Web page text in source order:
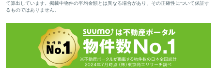
て算出しています。掲載中物件の平均金額とは異なる場合があり、その正確性について保証す
るものではありません。